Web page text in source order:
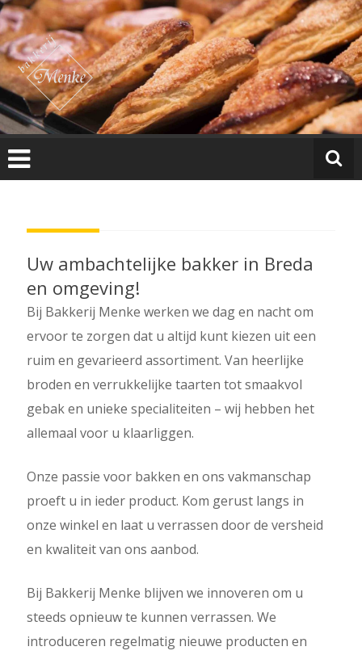
Ga
naar
de
inhoud
B
a
k
k
e
ri
e
Uw ambachtelijke bakker in Breda
en omgeving!
Bij Bakkerij Menke werken we dag en nacht om
ervoor te zorgen dat u altijd kunt kiezen uit een
ruim en gevarieerd assortiment. Van heerlijke
broden en verrukkelijke taarten tot smaakvol
gebak en unieke specialiteiten – wij hebben het
allemaal voor u klaarliggen.
Onze passie voor bakken en ons vakmanschap
proeft u in ieder product. Kom gerust langs in
onze winkel en laat u verrassen door de versheid
en kwaliteit van ons aanbod.
Bij Bakkerij Menke blijven we innoveren om u
steeds opnieuw te kunnen verrassen. We
introduceren regelmatig nieuwe producten en